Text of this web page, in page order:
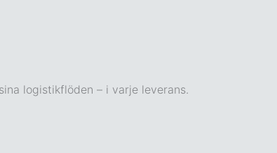
logistikflöden – i varje leverans.